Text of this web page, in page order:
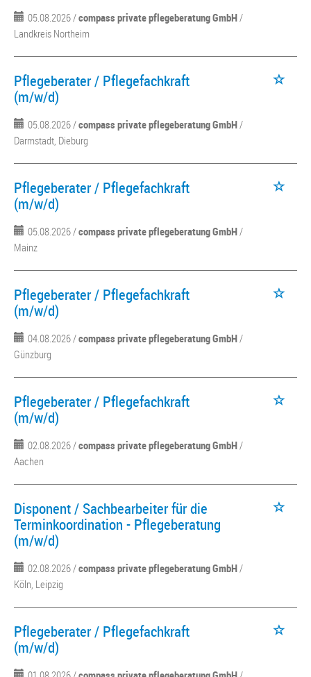
05.08.2026 /compass private pflegeberatung GmbH/
Landkreis Northeim
Pflegeberater / Pflegefachkraft
(m/w/d)
05.08.2026 /compass private pflegeberatung GmbH/
Darmstadt, Dieburg
Pflegeberater / Pflegefachkraft
(m/w/d)
05.08.2026 /compass private pflegeberatung GmbH/
Mainz
Pflegeberater / Pflegefachkraft
(m/w/d)
04.08.2026 /compass private pflegeberatung GmbH/
Günzburg
Pflegeberater / Pflegefachkraft
(m/w/d)
02.08.2026 /compass private pflegeberatung GmbH/
Aachen
Disponent / Sachbearbeiter für die
Terminkoordination - Pflegeberatung
(m/w/d)
02.08.2026 /compass private pflegeberatung GmbH/
Köln, Leipzig
Pflegeberater / Pflegefachkraft
(m/w/d)